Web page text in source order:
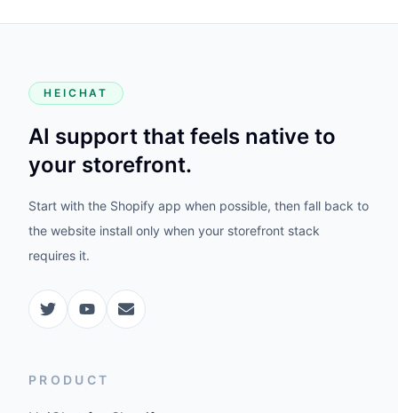
HEICHAT
AI support that feels native to
your storefront.
Start with the Shopify app when possible, then fall back to
the website install only when your storefront stack
requires it.
PRODUCT